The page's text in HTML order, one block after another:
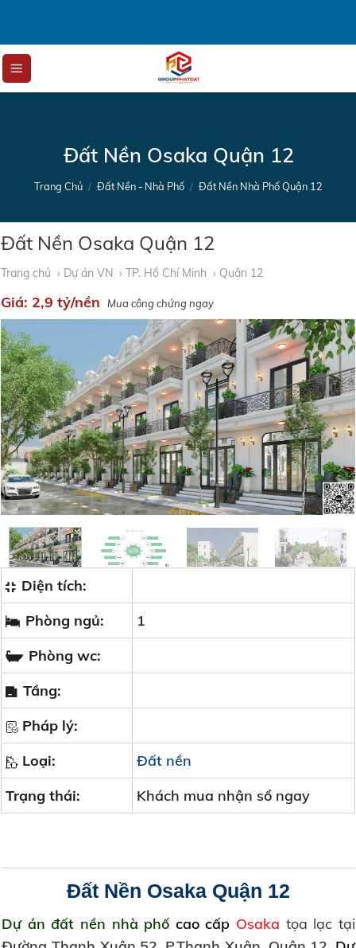
content
Đất Nền Osaka Quận 12
Trang Chủ / Đất Nền - Nhà Phố / Đất Nền Nhà Phố Quận 12
Đất Nền Osaka Quận 12
Trang chủ › Dự án VN › TP. Hồ Chí Minh › Quận 12
Giá: 2,9 tỷ/nền Mua công chứng ngay
Diện tích:
Phòng ngủ:
1
Phòng wc:
Tầng:
Pháp lý:
Loại:
Đất nền
Trạng thái:
Khách mua nhận sổ ngay
Đất Nền Osaka Quận 12
Dự án đất nền nhà phố cao cấp Osaka tọa lạc tại